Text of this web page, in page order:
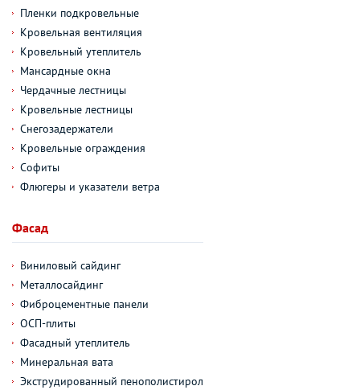
Пленки подкровельные
Кровельная вентиляция
Кровельный утеплитель
Мансардные окна
Чердачные лестницы
Кровельные лестницы
Снегозадержатели
Кровельные ограждения
Софиты
Флюгеры и указатели ветра
Фасад
Виниловый сайдинг
Металлосайдинг
Фиброцементные панели
ОСП-плиты
Фасадный утеплитель
Минеральная вата
Экструдированный пенополистирол